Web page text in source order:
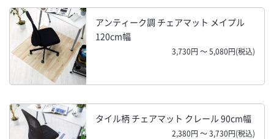
アンティーク調 チェアマット メイプル
120cm幅
3,730円 ～ 5,080円(税込)
タイル柄 チェアマット クレール 90cm幅
2,380円 ～ 3,730円(税込)